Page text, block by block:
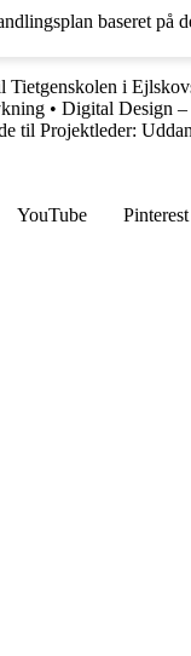
baseret på
Tietgenskolen i
• Digital Design
til Projektleder:
YouTube Pinterest